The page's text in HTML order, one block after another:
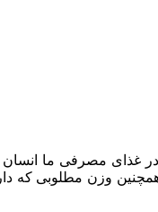
در غذای مصرفی ما
وزن مطلوبی که